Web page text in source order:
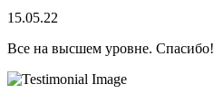
15.05.22
Все на высшем уровне. Спасибо!